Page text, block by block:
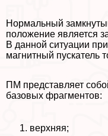
Нормальный
положение является
В данной ситуации
магнитный пускатель
ПМ представляет
базовых фрагментов:
верхняя;